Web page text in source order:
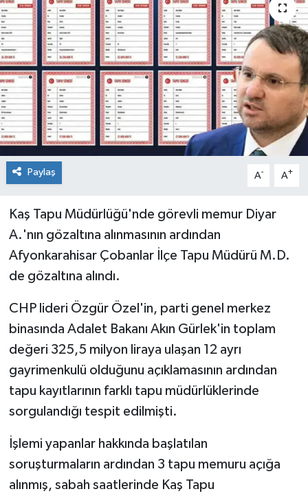
Paylaş A- A+
Kaş Tapu Müdürlüğü'nde görevli memur Diyar
A.'nın gözaltına alınmasının ardından
Afyonkarahisar Çobanlar İlçe Tapu Müdürü M.D.
de gözaltına alındı.
CHP lideri Özgür Özel'in, parti genel merkez
binasında Adalet Bakanı Akın Gürlek'in toplam
değeri 325,5 milyon liraya ulaşan 12 ayrı
gayrimenkulü olduğunu açıklamasının ardından
tapu kayıtlarının farklı tapu müdürlüklerinde
sorgulandığı tespit edilmişti.
İşlemi yapanlar hakkında başlatılan
soruşturmaların ardından 3 tapu memuru açığa
alınmış, sabah saatlerinde Kaş Tapu